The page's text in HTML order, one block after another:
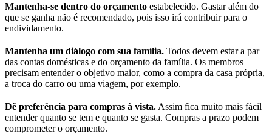
Mantenha-se dentro do orçamento estabelecido. Gastar além do
que se ganha não é recomendado, pois isso irá contribuir para o
endividamento.
Mantenha um diálogo com sua família. Todos devem estar a par
das contas domésticas e do orçamento da família. Os membros
precisam entender o objetivo maior, como a compra da casa própria,
a troca do carro ou uma viagem, por exemplo.
Dê preferência para compras à vista. Assim fica muito mais fácil
entender quanto se tem e quanto se gasta. Compras a prazo podem
comprometer o orçamento.